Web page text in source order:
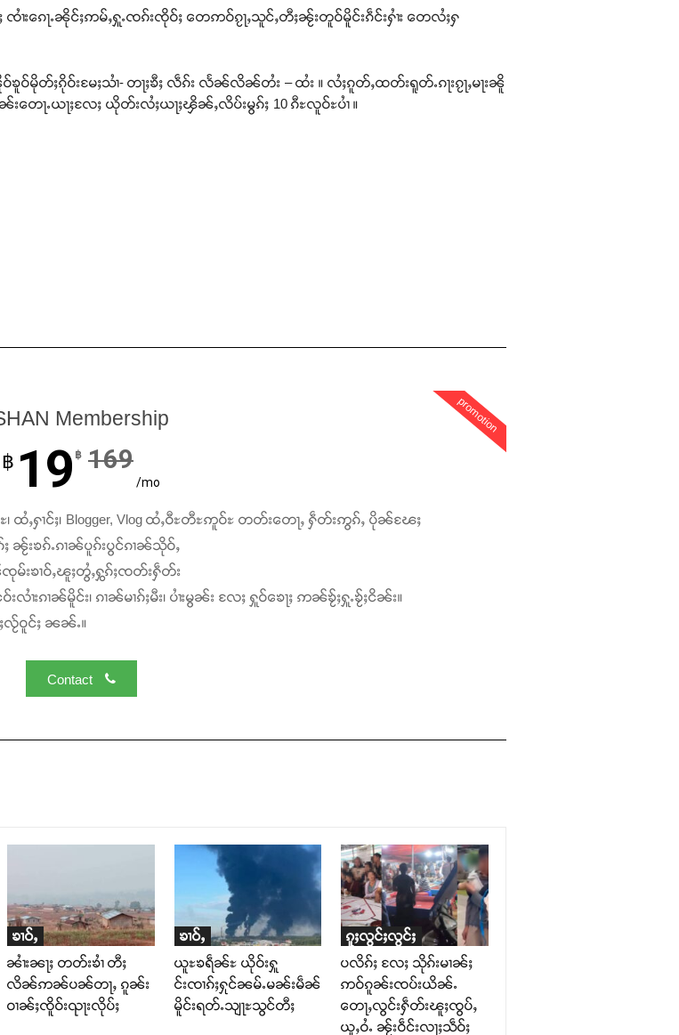
ႈ ၸၢႆးၵေႃႉၼိုင်ႈဢမ်ႇႁူႉၸၵ်းၸိုဝ်ႈ တေဢဝ်ၵႂႃႇသူင်ႇတီႈၼႂ်းတူဝ်မိူင်းၵဵင်းႁၢႆး တေလႆႈႁ
ဝ်မိုတ်ႈၵိုဝ်းမႄႈသၢႆ- တႃႈၶီႈ လဵၵ်း လႅၼ်လိၼ်တႆး – ထႆး ။ လႆႈၵူတ်ႇထတ်းရူတ်ႉၵႃးၵႂႃႇမႃးၼိူ
းတေႃႉယႃႈလႄႈ ယိုတ်းလႆႈယႃႈၾိၼ်ႇလိပ်းမွၵ်ႈ 10 ၵီႊလူဝ်ႊပၢႆ ။
promotion
Membership
฿ 19 ฿ 169
/mo
ထႆႇႁၢင်ႈ၊ Blogger, Vlog ထႆႇဝီႊတီႊဢူဝ်ႊ တတ်းတေႃႇ ႁဵတ်းဢွၵ်ႇ ပိုၼ်ၽႄႈ
ၼႂ်းၶၵ်ႉၵၢၼ်ပူၵ်းပွင်ၵၢၼ်သိုဝ်ႇ
ၸုမ်းၶၢဝ်ႇၽူႈတွႆႇႁွၵ်ႈၸတ်းႁဵတ်း
လၢႆးၵၢၼ်မိူင်း၊ ၵၢၼ်မၢၵ်ႈမီး၊ ပၢႆးမွၼ်း လႄႈ ႁူဝ်ၶေႃႈ ဢၼ်ၶႂ်ႈႁူႉၶႂ်ႈငိၼ်း။
လႂ်ဝူင်ႈ ၼၼ်ႉ။
Contact
ၶၢဝ်ႇ
ၼၢႆးၼႃႈ တတ်းၶၢႆ တီႈ
လိၼ်ဢၼ်ပၼ်တႃႇ ၵူၼ်း
ဝၢၼ်ႈၸိူဝ်းၺႃးလိုပ်ႈ
ၶၢဝ်ႇ
ယူႊၶရဵၼ်ႊ ယိုဝ်းႁူ
င်းၸၢၵ်ႈႁုင်ၼမ်ႉမၼ်းမဵၼ်
မိူင်းရတ်ႉသျႃႊသွင်တီႈ
ၵူႈလွင်ႈလွင်ႈ
ပလိၵ်ႈ လႄႈ သိုၵ်းမၢၼ်ႈ
ဢဝ်ၵူၼ်းၸပ်းယိၼ်ႉ
တေႃႇလွင်းႁဵတ်းၽူႈၸွပ်ႇ
ယူႇဝႆႉ ၼႂ်းဝဵင်းလႃႈသဵဝ်ႈ